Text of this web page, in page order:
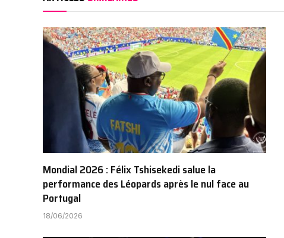
Mondial 2026 : Félix Tshisekedi salue la
performance des Léopards après le nul face au
Portugal
18/06/2026